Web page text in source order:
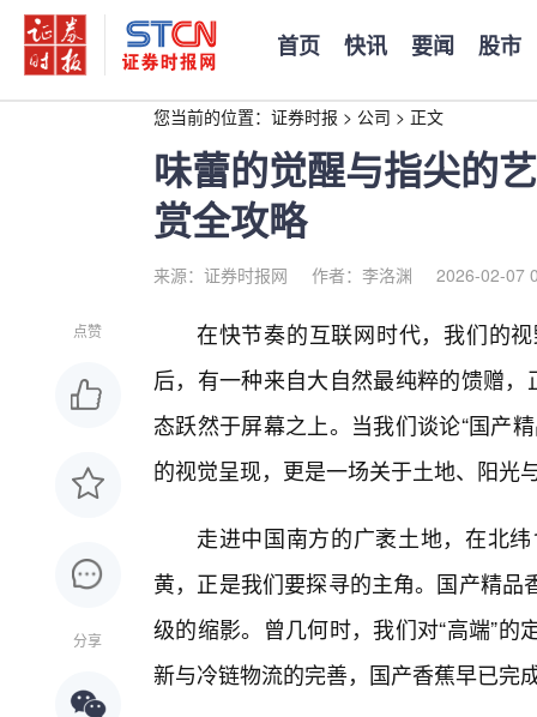
首页 快讯 要闻 股市
您当前的位置： 证券时报 > 公司 > 正文
味蕾的觉醒与指尖的
赏全攻略
来源：证券时报网 作者：李洛渊 2026-02-07
点赞
分享
在快节奏的互联网时代，我们的
后，有一种来自大自然最纯粹的馈赠
态跃然于屏幕之上。当我们谈论“国产
的视觉呈现，更是一场关于土地、阳光
走进中国南方的广袤土地，在北
黄，正是我们要探寻的主角。国产精
级的缩影。曾几何时，我们对“高端”
新与冷链物流的完善，国产香蕉早已完